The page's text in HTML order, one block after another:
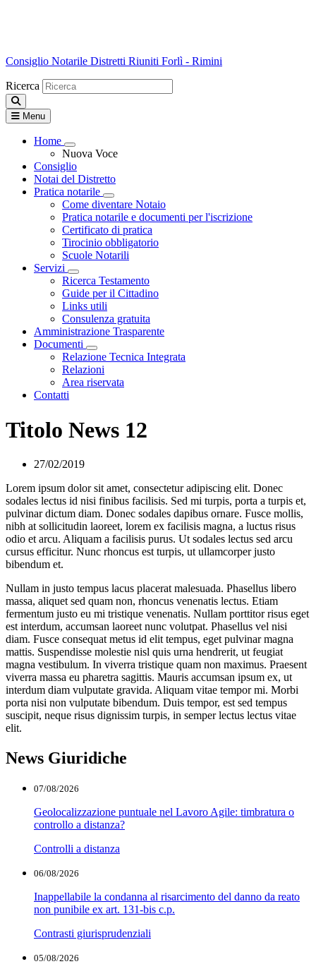
Consiglio Notarile Distretti Riuniti Forlì - Rimini
Ricerca
Menu
Home
Visualizza menù di secondo livello
Nuova Voce
Consiglio
Notai del Distretto
Pratica notarile
Visualizza menù di secondo livello
Come diventare Notaio
Pratica notarile e documenti per l'iscrizione
Certificato di pratica
Tirocinio obbligatorio
Scuole Notarili
Servizi
Visualizza menù di secondo livello
Ricerca Testamento
Guide per il Cittadino
Links utili
Consulenza gratuita
Amministrazione Trasparente
Documenti
Visualizza menù di secondo livello
Relazione Tecnica Integrata
Relazioni
Area riservata
Contatti
Titolo News 12
27/02/2019
Lorem ipsum dolor sit amet, consectetur adipiscing elit. Donec
sodales lectus id nisi finibus facilisis. Sed mi turpis, porta a turpis et,
pulvinar dictum diam. Donec sodales dapibus ornare. Fusce mollis,
nibh at sollicitudin laoreet, lorem ex facilisis magna, a luctus risus
odio et arcu. Aliquam a facilisis purus. Ut sodales lectus sed arcu
cursus efficitur. Nunc rhoncus est turpis, ut ullamcorper justo
bibendum et.
Nullam in justo tempus lacus placerat malesuada. Phasellus libero
massa, aliquet sed quam non, rhoncus venenatis lectus. Etiam
fermentum justo eu mi tristique venenatis. Nullam porttitor risus eget
est interdum, accumsan laoreet nunc volutpat. Phasellus vel nisi
diam. Fusce consequat metus id elit tempus, eget pulvinar magna
mattis. Suspendisse molestie nisl quis urna hendrerit, ut feugiat
magna vestibulum. In viverra tristique quam non maximus. Praesent
viverra massa eu pharetra sagittis. Mauris accumsan ipsum ex, ut
interdum diam vulputate gravida. Aliquam vitae tempor mi. Morbi
porta nisi non vulputate bibendum. Duis tempor, est sed tempus
suscipit, neque risus dignissim turpis, in semper lectus lectus vitae
elit.
News Giuridiche
07/08/2026
Geolocalizzazione puntuale nel Lavoro Agile: timbratura o
controllo a distanza?
Controlli a distanza
06/08/2026
Inappellabile la condanna al risarcimento del danno da reato
non punibile ex art. 131-bis c.p.
Contrasti giurisprudenziali
05/08/2026